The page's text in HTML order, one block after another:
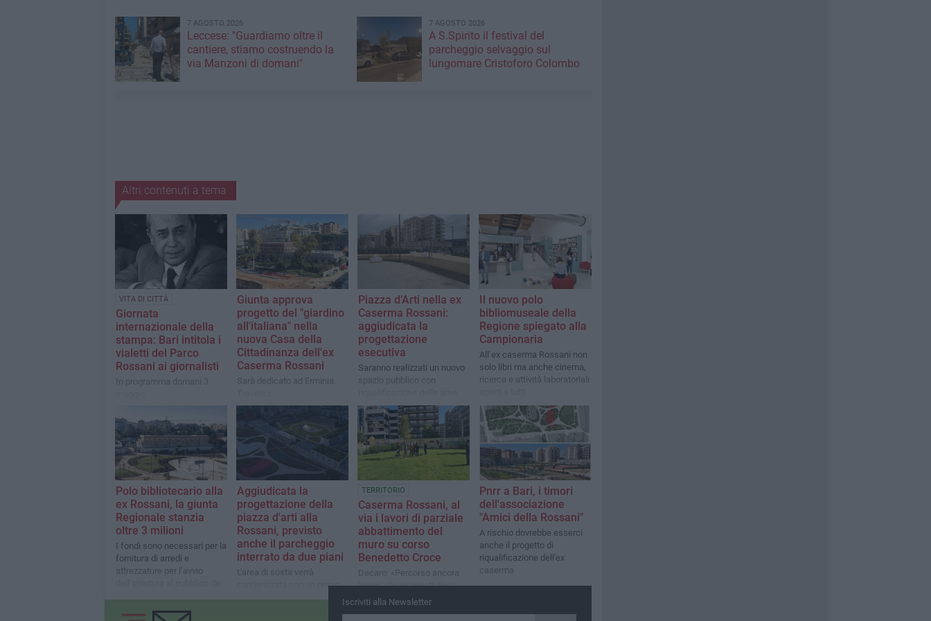
7 AGOSTO 2026
Leccese: "Guardiamo oltre il
cantiere, stiamo costruendo la
via Manzoni di domani"
7 AGOSTO 2026
A S.Spirito il festival del
parcheggio selvaggio sul
lungomare Cristoforo Colombo
Altri contenuti a tema
VITA DI CITTÀ
Giornata
internazionale della
stampa: Bari intitola i
vialetti del Parco
Rossani ai giornalisti
In programma domani 3
Giunta approva
progetto del "giardino
all'italiana" nella
nuova Casa della
Cittadinanza dell'ex
Caserma Rossani
Sarà dedicato ad Erminia
Piazza d’Arti nella ex
Caserma Rossani:
aggiudicata la
progettazione
esecutiva
Saranno realizzati un nuovo
spazio pubblico con
esterne ed un parcheggio
interrato
Il nuovo polo
bibliomuseale della
Regione spiegato alla
Campionaria
All’ex caserma Rossani non
solo libri ma anche cinema,
ricerca e attività laboratoriali
Polo bibliotecario alla
ex Rossani, la giunta
Regionale stanzia
oltre 3 milioni
I fondi sono necessari per la
fornitura di arredi e
attrezzature per l’avvio
Aggiudicata la
progettazione della
piazza d'arti alla
Rossani, previsto
anche il parcheggio
interrato da due piani
L'area di sosta verrà
cantierizzata con un primo
TERRITORIO
Caserma Rossani, al
via i lavori di parziale
abbattimento del
muro su corso
Benedetto Croce
Decaro: «Percorso ancora
lungo, che in questi dieci
anni abbiamo tracciato e
Pnrr a Bari, i timori
dell'associazione
"Amici della Rossani"
A rischio dovrebbe esserci
anche il progetto di
riqualificazione dell'ex
caserma
Iscriviti alla Newsletter